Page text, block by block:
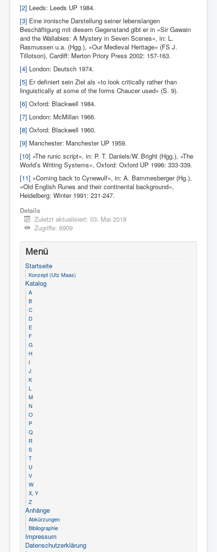
[2] Leeds: Leeds UP 1984.
[3] Eine ironische Darstellung seiner lebenslangen
Beschäftigung mit diesem Gegenstand gibt er in »Sir Gawain
and the Wallabies: A Mystery in Seven Scenes«, in: L.
Rasmussen u.a. (Hgg.), »Our Medieval Heritage« (FS J.
Tillotson), Cardiff: Merton Priory Press 2002: 157-163.
[4] London: Deutsch 1974.
[5] Er definiert sein Ziel als »to look critically rather than
linguistically at some of the forms Chaucer used« (S. 9).
[6] Oxford: Blackwell 1984.
[7] London: McMillan 1966.
[8] Oxford: Blackwell 1960.
[9] Manchester: Manchester UP 1959.
[10] »The runic script«, in: P. T. Daniels/W. Bright (Hgg.), »The
World’s Writing Systems«, Oxford: Oxford UP 1996: 333-339.
[11] »Coming back to Cynewulf«, in: A. Bammesberger (Hg.),
»Old English Runes and their continental background«,
Heidelberg: Winter 1991: 231-247.
Details
Zuletzt aktualisiert: 03. Mai 2018
Zugriffe: 6909
Menü
Startseite
Konzept (Utz Maas)
Katalog
A
B
C
D
E
F
G
H
I
J
K
L
M
N
O
P
Q
R
S
T
U
V
W
X, Y
Z
Anhänge
Abkürzungen
Bibliographie
Impressum
Datenschutzerklärung